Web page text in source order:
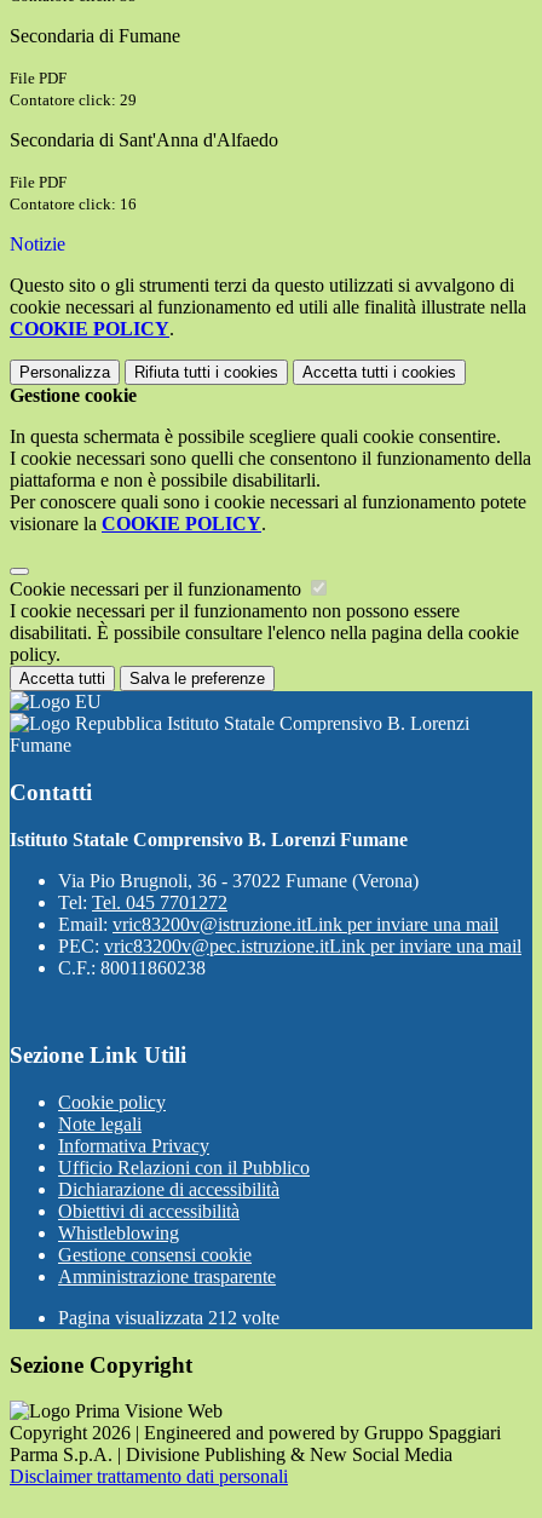
Secondaria di Fumane
File PDF
Contatore click: 29
Secondaria di Sant'Anna d'Alfaedo
File PDF
Contatore click: 16
Notizie
Questo sito o gli strumenti terzi da questo utilizzati si avvalgono di
cookie necessari al funzionamento ed utili alle finalità illustrate nella
COOKIE POLICY.
Personalizza Rifiuta tutti i cookies Accetta tutti i cookies
Gestione cookie
In questa schermata è possibile scegliere quali cookie consentire.
I cookie necessari sono quelli che consentono il funzionamento della
piattaforma e non è possibile disabilitarli.
Per conoscere quali sono i cookie necessari al funzionamento potete
visionare la COOKIE POLICY.
Cookie necessari per il funzionamento
I cookie necessari per il funzionamento non possono essere
disabilitati. È possibile consultare l'elenco nella pagina della cookie
policy.
Accetta tutti Salva le preferenze
Istituto Statale Comprensivo B. Lorenzi
Fumane
Contatti
Istituto Statale Comprensivo B. Lorenzi Fumane
Via Pio Brugnoli, 36 - 37022 Fumane (Verona)
Tel: Tel. 045 7701272
Email: vric83200v@istruzione.itLink per inviare una mail
PEC: vric83200v@pec.istruzione.itLink per inviare una mail
C.F.: 80011860238
Sezione Link Utili
Cookie policy
Note legali
Informativa Privacy
Ufficio Relazioni con il Pubblico
Dichiarazione di accessibilità
Obiettivi di accessibilità
Whistleblowing
Gestione consensi cookie
Amministrazione trasparente
Pagina visualizzata 212 volte
Sezione Copyright
Copyright 2026 | Engineered and powered by Gruppo Spaggiari
Parma S.p.A. | Divisione Publishing & New Social Media
Disclaimer trattamento dati personali